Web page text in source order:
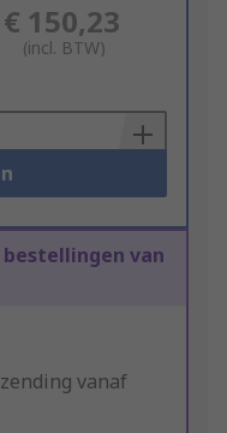
€ 150,23
(incl. BTW)
bestellingen van
vanaf